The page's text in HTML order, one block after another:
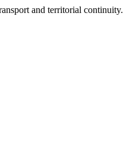
and territorial continuity.